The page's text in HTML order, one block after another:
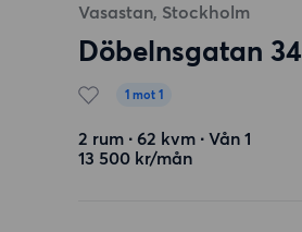
Vasastan, Stockholm
Döbelnsgatan 34
1 mot 1
2 rum ∙ 62 kvm ∙ Vån 1
13 500 kr/mån